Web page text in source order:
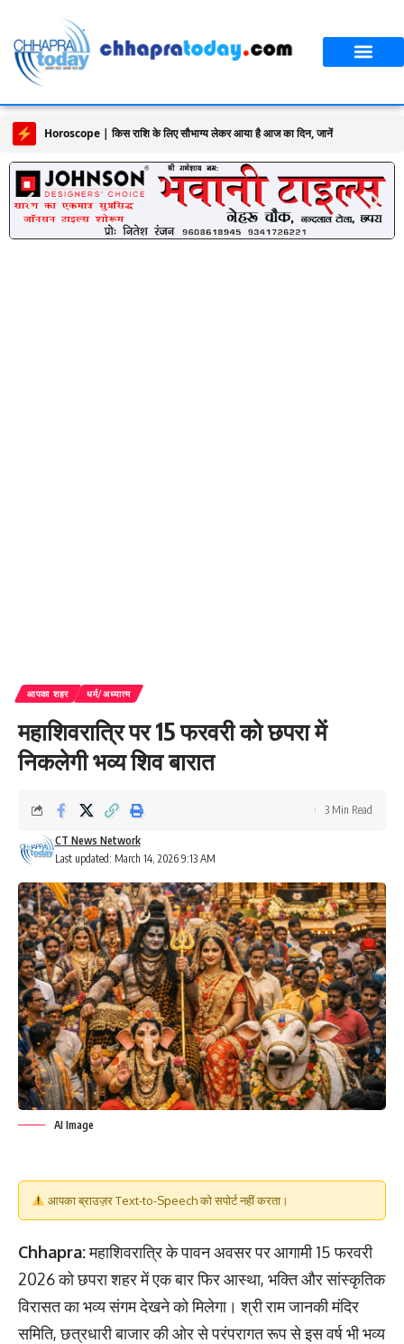
Horoscope | किस राशि के लिए सौभाग्य लेकर आया है आज का दिन, जानें मेष से मीन
आपका शहर धर्म/अध्यात्म
महाशिवरात्रि पर 15 फरवरी को छपरा में
निकलेगी भव्य शिव बारात
Last updated: March 14, 2026 9:13 AM
CT News Network
3 Min Read
AI Image
आपका ब्राउज़र Text-to-Speech को सपोर्ट नहीं करता।
Chhapra:महाशिवरात्रि के पावन अवसर पर आगामी 15 फरवरी
2026 को छपरा शहर में एक बार फिर आस्था, भक्ति और सांस्कृतिक
विरासत का भव्य संगम देखने को मिलेगा। श्री राम जानकी मंदिर
समिति, छत्रधारी बाजार की ओर से परंपरागत रूप से इस वर्ष भी भव्य